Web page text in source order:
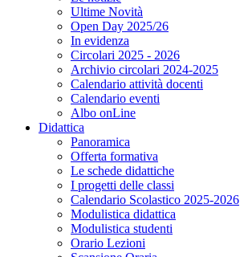
Ultime Novità
Open Day 2025/26
In evidenza
Circolari 2025 - 2026
Archivio circolari 2024-2025
Calendario attività docenti
Calendario eventi
Albo onLine
Didattica
Panoramica
Offerta formativa
Le schede didattiche
I progetti delle classi
Calendario Scolastico 2025-2026
Modulistica didattica
Modulistica studenti
Orario Lezioni